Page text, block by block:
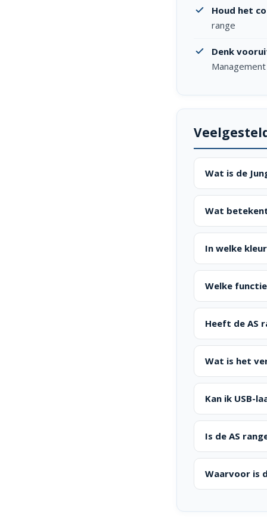
Houd het
range
Denk
Wat is de
Wat
In welke
Welke
Heeft de AS
Wat is het
Kan ik USB-
Is de AS
Waarvoor is